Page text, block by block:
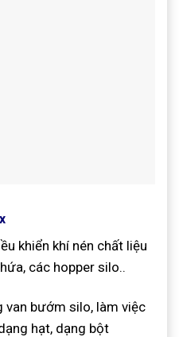
khiển khí nén chất liệu
các hopper silo..
bướm silo, làm việc
hạt, dạng bột